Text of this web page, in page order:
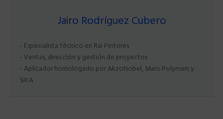
Jairo Rodríguez Cubero
- Especialista técnico en Rai Pintores
- Ventas, dirección y gestión de proyectos
- Aplicador homologado por AkzoNobel, Maris Polymers y
SIKA